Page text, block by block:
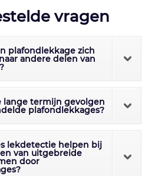
vragen
plafondlekkage zich
andere delen van
lange termijn gevolgen
plafondlekkages?
lekdetectie helpen bij
van uitgebreide
door